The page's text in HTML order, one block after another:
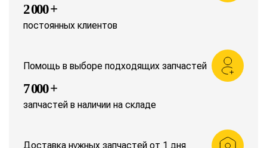
2 000 +
постоянных клиентов
Помощь в выборе подходящих запчастей
7 000 +
запчастей в наличии на складе
Доставка нужных запчастей от 1 дня